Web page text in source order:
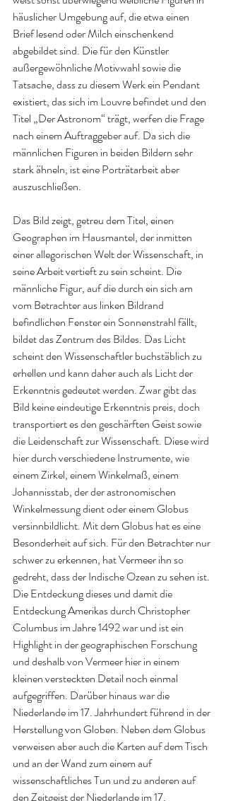
häuslicher Umgebung auf, die etwa einen
Brief lesend oder Milch einschenkend
abgebildet sind. Die für den Künstler
außergewöhnliche Motivwahl sowie die
Tatsache, dass zu diesem Werk ein Pendant
existiert, das sich im Louvre befindet und den
Titel „Der Astronom“ trägt, werfen die Frage
nach einem Auftraggeber auf. Da sich die
männlichen Figuren in beiden Bildern sehr
stark ähneln, ist eine Porträtarbeit aber
auszuschließen.
Das Bild zeigt, getreu dem Titel, einen
Geographen im Hausmantel, der inmitten
einer allegorischen Welt der Wissenschaft, in
seine Arbeit vertieft zu sein scheint. Die
männliche Figur, auf die durch ein sich am
vom Betrachter aus linken Bildrand
befindlichen Fenster ein Sonnenstrahl fällt,
bildet das Zentrum des Bildes. Das Licht
scheint den Wissenschaftler buchstäblich zu
erhellen und kann daher auch als Licht der
Erkenntnis gedeutet werden. Zwar gibt das
Bild keine eindeutige Erkenntnis preis, doch
transportiert es den geschärften Geist sowie
die Leidenschaft zur Wissenschaft. Diese wird
hier durch verschiedene Instrumente, wie
einem Zirkel, einem Winkelmaß, einem
Johannisstab, der der astronomischen
Winkelmessung dient oder einem Globus
versinnbildlicht. Mit dem Globus hat es eine
Besonderheit auf sich. Für den Betrachter nur
schwer zu erkennen, hat Vermeer ihn so
gedreht, dass der Indische Ozean zu sehen ist.
Die Entdeckung dieses und damit die
Entdeckung Amerikas durch Christopher
Columbus im Jahre 1492 war und ist ein
Highlight in der geographischen Forschung
und deshalb von Vermeer hier in einem
kleinen versteckten Detail noch einmal
aufgegriffen. Darüber hinaus war die
Niederlande im 17. Jahrhundert führend in der
Herstellung von Globen. Neben dem Globus
verweisen aber auch die Karten auf dem Tisch
und an der Wand zum einem auf
wissenschaftliches Tun und zu anderen auf
den Zeitgeist der Niederlande im 17.